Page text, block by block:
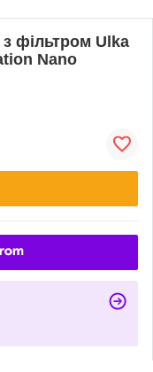
фільтром Ulka
Nano